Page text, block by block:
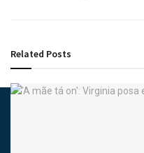
Related Posts